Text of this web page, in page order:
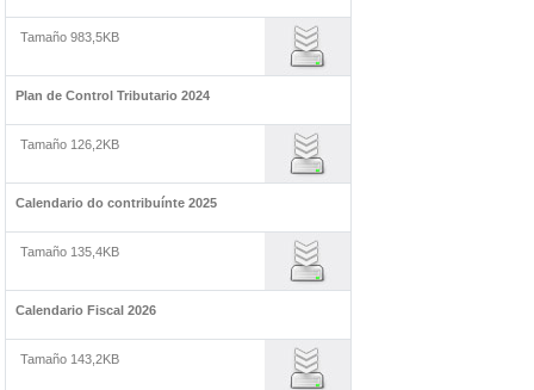
Tamaño 983,5KB
Plan de Control Tributario 2024
Tamaño 126,2KB
Calendario do contribuínte 2025
Tamaño 135,4KB
Calendario Fiscal 2026
Tamaño 143,2KB